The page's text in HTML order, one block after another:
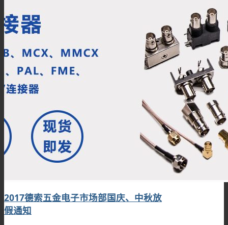
2017德索五金电子市场部国庆、中秋放
假通知